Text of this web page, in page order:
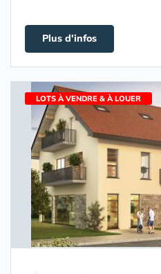
Plus d'infos
LOTS À VENDRE & À LOUER